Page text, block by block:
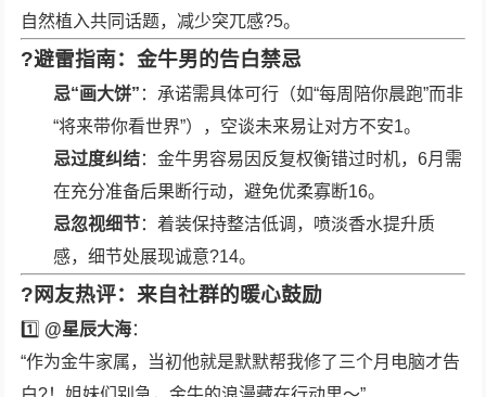
自然植入共同话题，减少突兀感?5。
?避雷指南：金牛男的告白禁忌
忌“画大饼” ：承诺需具体可行（如“每周陪你晨跑”而非
“将来带你看世界”），空谈未来易让对方不安1。
忌过度纠结：金牛男容易因反复权衡错过时机，6月需
在充分准备后果断行动，避免优柔寡断16。
忌忽视细节：着装保持整洁低调，喷淡香水提升质
感，细节处展现诚意?14。
?网友热评：来自社群的暖心鼓励
1️⃣ @星辰大海：
“作为金牛家属，当初他就是默默帮我修了三个月电脑才告